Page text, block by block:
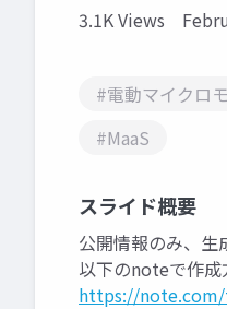
3.1K Views
#電動マイクロ
#MaaS
スライド概要
公開情報のみ、生
以下のnoteで作成
https://